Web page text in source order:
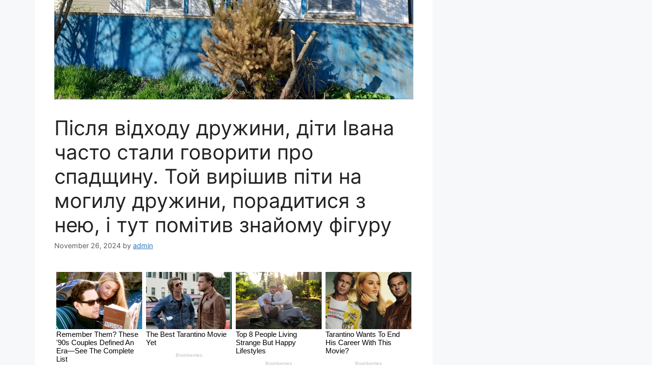
Після відходу дружини, діти Івана
часто стали говорити про
спадщину. Той вирішив піти на
могилу дружини, порадитися з
нею, і тут помітив знайому фігуру
November 26, 2024 by admin